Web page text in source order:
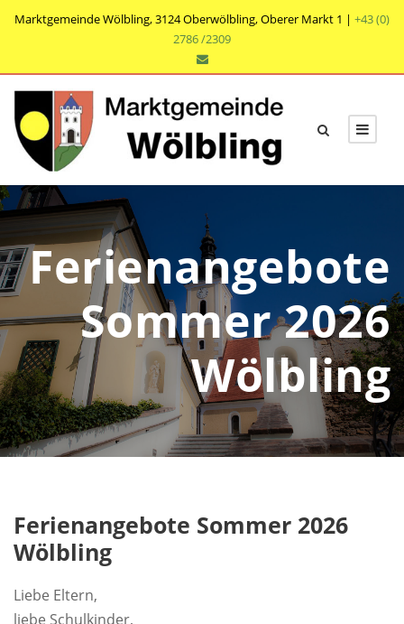
Marktgemeinde Wölbling, 3124 Oberwölbling, Oberer Markt 1 | +43 (0)
2786 /2309
Ferienangebote
Sommer 2026
Wölbling
Ferienangebote Sommer 2026
Wölbling
Liebe Eltern,
liebe Schulkinder,